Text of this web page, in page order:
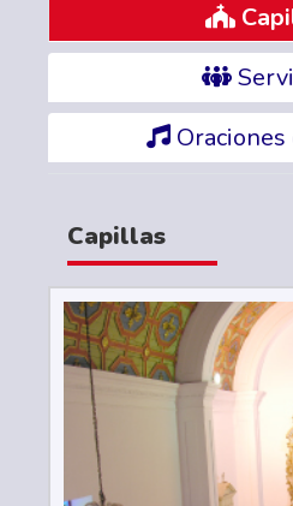
Oraciones
Capillas